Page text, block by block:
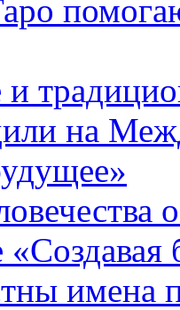
и
на
имена